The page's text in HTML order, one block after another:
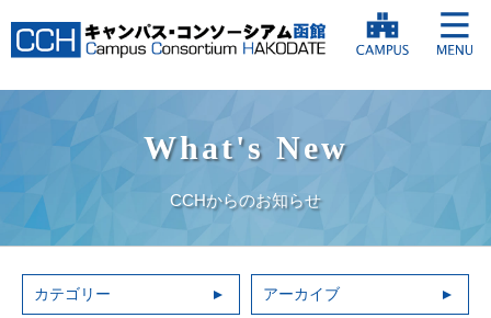
What's New
CCHからのお知らせ
カテゴリー アーカイブ